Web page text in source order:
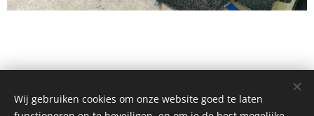
Classic 924, Platinaweg 10, 6662PP, Elst, telf: 0031657047883 ,
Wij gebruiken cookies om onze website goed te laten